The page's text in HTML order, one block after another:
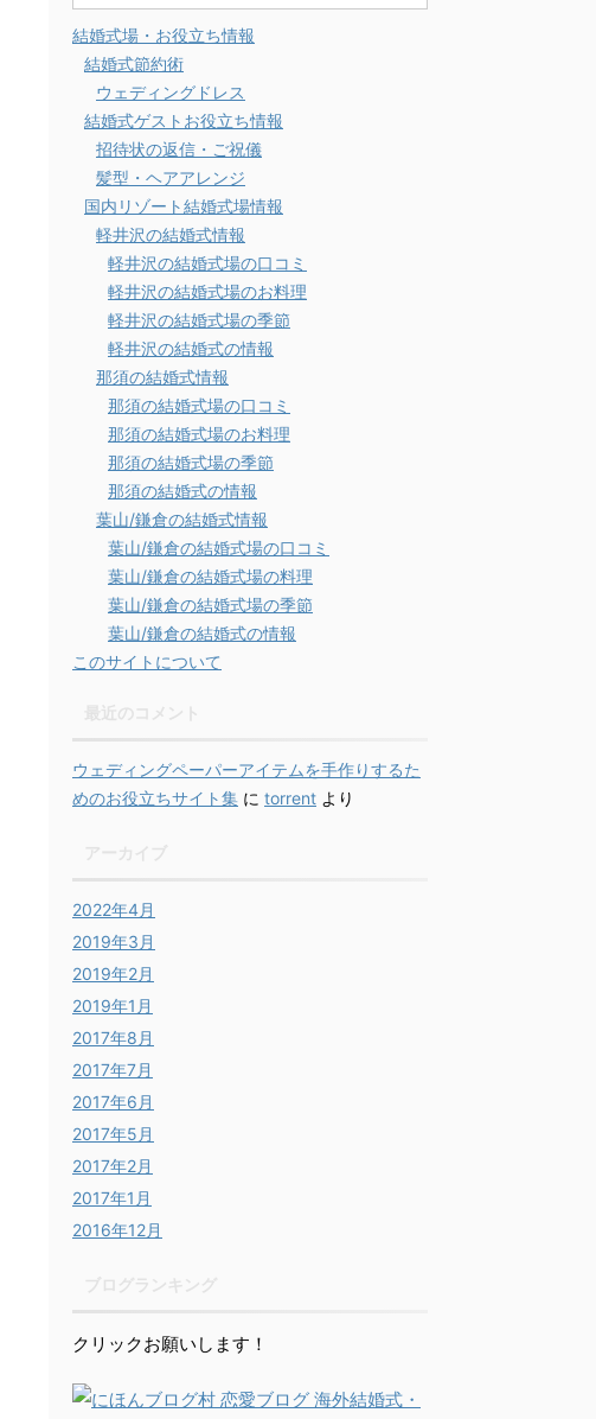
結婚式場・お役立ち情報
結婚式節約術
ウェディングドレス
結婚式ゲストお役立ち情報
招待状の返信・ご祝儀
髪型・ヘアアレンジ
国内リゾート結婚式場情報
軽井沢の結婚式情報
軽井沢の結婚式場の口コミ
軽井沢の結婚式場のお料理
軽井沢の結婚式場の季節
軽井沢の結婚式の情報
那須の結婚式情報
那須の結婚式場の口コミ
那須の結婚式場のお料理
那須の結婚式場の季節
那須の結婚式の情報
葉山/鎌倉の結婚式情報
葉山/鎌倉の結婚式場の口コミ
葉山/鎌倉の結婚式場の料理
葉山/鎌倉の結婚式場の季節
葉山/鎌倉の結婚式の情報
このサイトについて
ウェディングペーパーアイテムを手作りするた
めのお役立ちサイト集 に torrent より
2022年4月
2019年3月
2019年2月
2019年1月
2017年8月
2017年7月
2017年6月
2017年5月
2017年2月
2017年1月
2016年12月
クリックお願いします！